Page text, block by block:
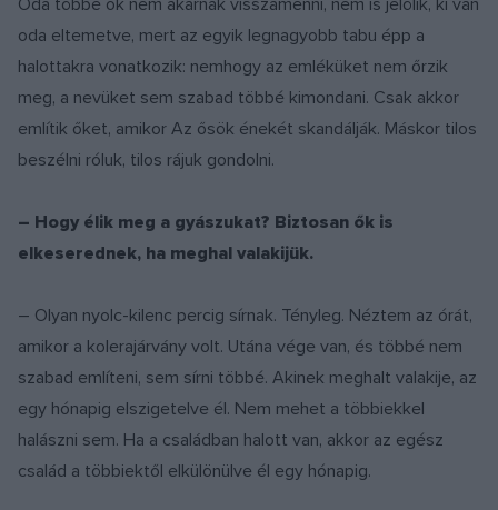
Oda többé ők nem akarnak visszamenni, nem is jelölik, ki van
oda eltemetve, mert az egyik legnagyobb tabu épp a
halottakra vonatkozik: nemhogy az emléküket nem őrzik
meg, a nevüket sem szabad többé kimondani. Csak akkor
említik őket, amikor Az ősök énekét skandálják. Máskor tilos
beszélni róluk, tilos rájuk gondolni.
– Hogy élik meg a gyászukat? Biztosan ők is
elkeserednek, ha meghal valakijük.
– Olyan nyolc-kilenc percig sírnak. Tényleg. Néztem az órát,
amikor a kolerajárvány volt. Utána vége van, és többé nem
szabad említeni, sem sírni többé. Akinek meghalt valakije, az
egy hónapig elszigetelve él. Nem mehet a többiekkel
halászni sem. Ha a családban halott van, akkor az egész
család a többiektől elkülönülve él egy hónapig.